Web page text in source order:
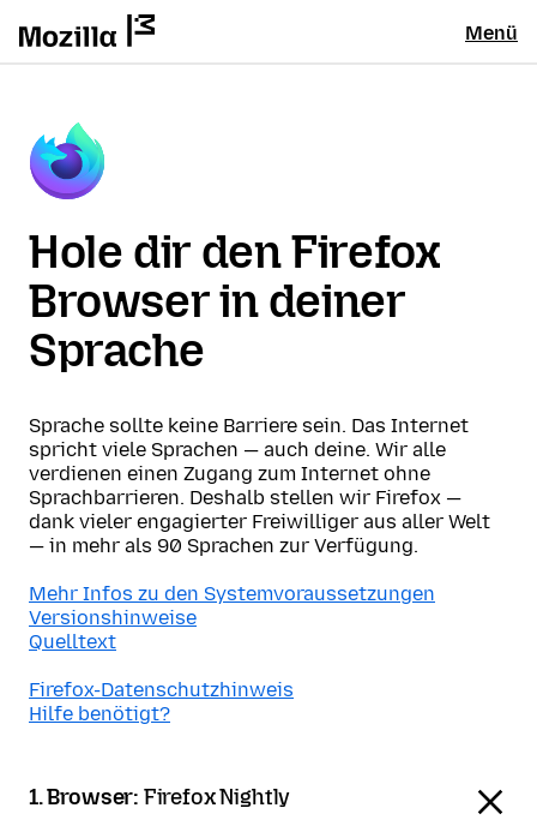
Menü
Hole dir den Firefox
Browser in deiner
Sprache
Sprache sollte keine Barriere sein. Das Internet
spricht viele Sprachen — auch deine. Wir alle
verdienen einen Zugang zum Internet ohne
Sprachbarrieren. Deshalb stellen wir Firefox —
dank vieler engagierter Freiwilliger aus aller Welt
— in mehr als 90 Sprachen zur Verfügung.
Mehr Infos zu den Systemvoraussetzungen
Versionshinweise
Quelltext
Firefox-Datenschutzhinweis
Hilfe benötigt?
1. Browser: Firefox Nightly